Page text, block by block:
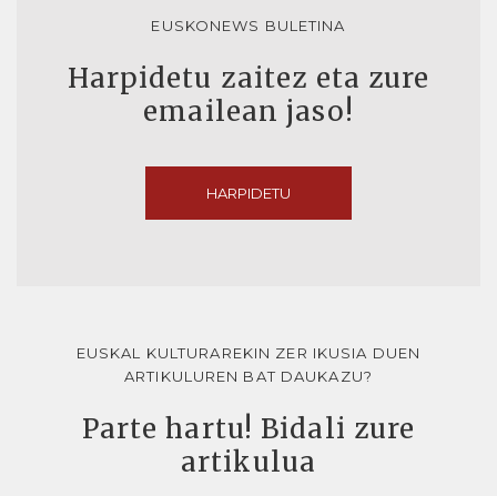
EUSKONEWS BULETINA
Harpidetu zaitez eta zure
emailean jaso!
HARPIDETU
EUSKAL KULTURAREKIN ZER IKUSIA DUEN
ARTIKULUREN BAT DAUKAZU?
Parte hartu! Bidali zure
artikulua